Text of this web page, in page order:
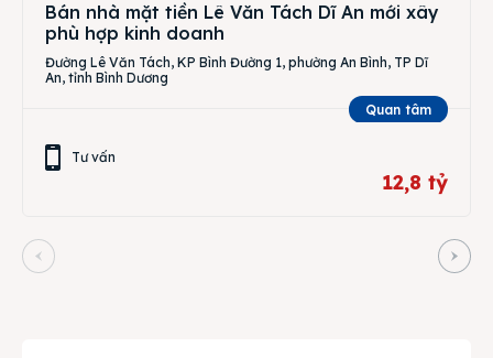
Bán nhà mặt tiền Lê Văn Tách Dĩ An mới xây
phù hợp kinh doanh
Đường Lê Văn Tách, KP Bình Đường 1, phường An Bình, TP Dĩ
An, tỉnh Bình Dương
Quan tâm
Tư vấn
12,8 tỷ